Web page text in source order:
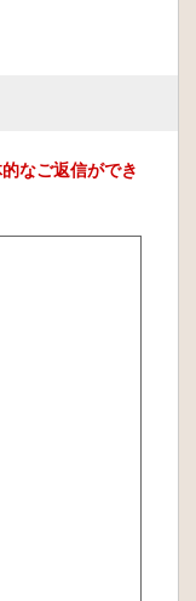
なご返信ができ